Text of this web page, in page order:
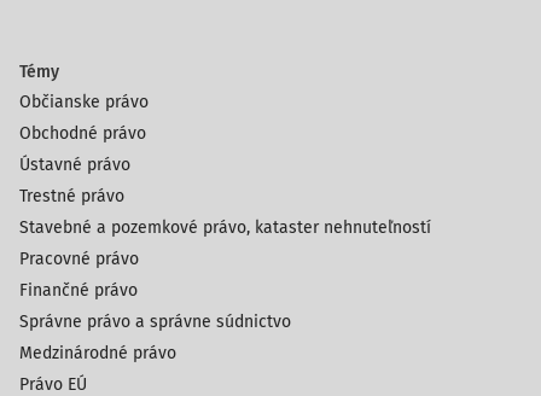
Témy
Občianske právo
Obchodné právo
Ústavné právo
Trestné právo
Stavebné a pozemkové právo, kataster nehnuteľností
Pracovné právo
Finančné právo
Správne právo a správne súdnictvo
Medzinárodné právo
Právo EÚ